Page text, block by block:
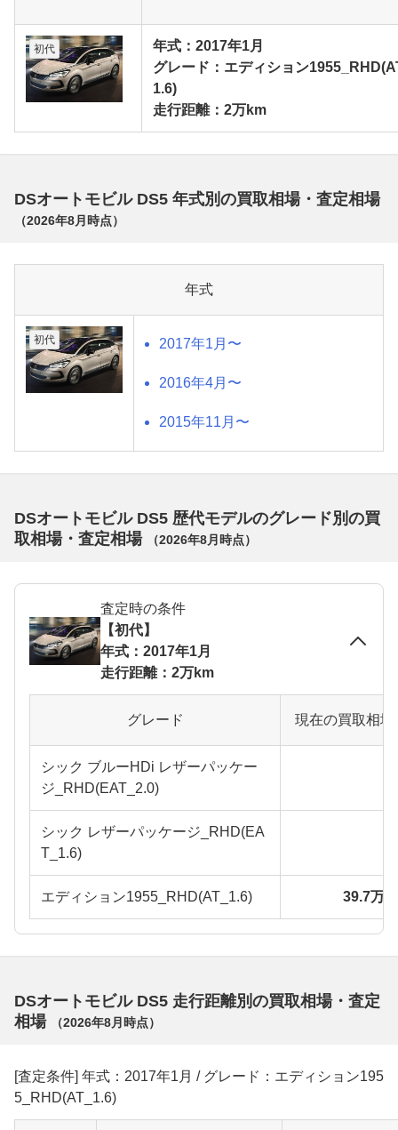
初代
年式：2017年1月
グレード：エディション
1.6)
走行距離：2万km
DSオートモビル DS5 年式別の買取相場・査定相場
（2026年8月 時点）
年式
初代 2017年1月〜
2016年4月〜
2015年11月〜
DSオートモビル DS5 歴代モデルのグレード別の買
取相場・査定相場
（2026年8月 時点）
査定時の条件
【初代】
年式：2017年1月
走行距離：2万km
グレード 現在の買取相
シック ブルーHDi レザーパッケー
ジ_RHD(EAT_2.0)
シック レザーパッケージ_RHD(EA
T_1.6)
エディション1955_RHD(AT_1.6) 39.7万
DSオートモビル DS5 走行距離別の買取相場・査定
相場
（2026年8月 時点）
[査定条件] 年式：2017年1月 / グレード：エディション195
5_RHD(AT_1.6)